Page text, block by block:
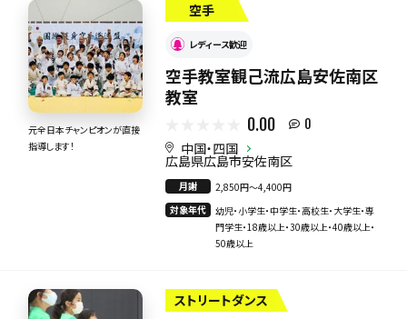
元全日本チャンピオンが直接
指導します！
空手
レディース歓迎
空手教室観己流広島安佐南区
教室
0.00 0
中国・四国
広島県広島市安佐南区
月謝
2,850円〜4,400円
対象年代
幼児・小学生・中学生・高校生・大学生・専
門学生・18歳以上・30歳以上・40歳以上・
50歳以上
ストリートダンス